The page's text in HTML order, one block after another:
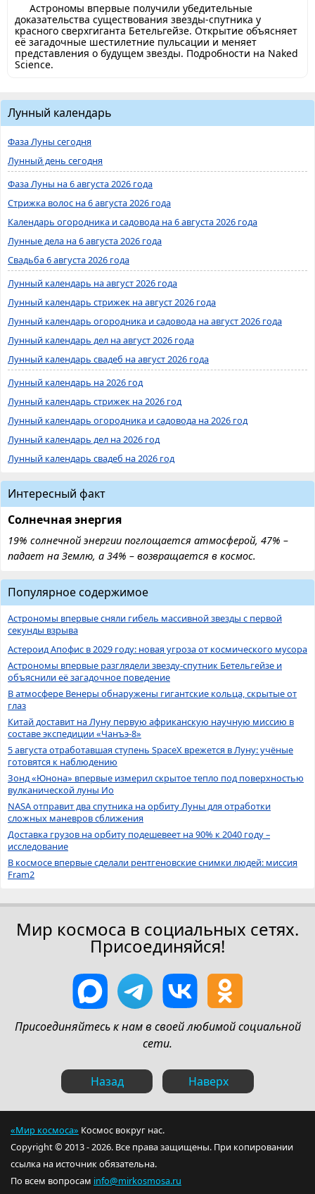
Астрономы впервые получили убедительные
доказательства существования звезды-спутника у
красного сверхгиганта Бетельгейзе. Открытие объясняет
её загадочные шестилетние пульсации и меняет
представления о будущем звезды. Подробности на Naked
Science.
Лунный календарь
Фаза Луны сегодня
Лунный день сегодня
Фаза Луны на 6 августа 2026 года
Стрижка волос на 6 августа 2026 года
Календарь огородника и садовода на 6 августа 2026 года
Лунные дела на 6 августа 2026 года
Свадьба 6 августа 2026 года
Лунный календарь на август 2026 года
Лунный календарь стрижек на август 2026 года
Лунный календарь огородника и садовода на август 2026 года
Лунный календарь дел на август 2026 года
Лунный календарь свадеб на август 2026 года
Лунный календарь на 2026 год
Лунный календарь стрижек на 2026 год
Лунный календарь огородника и садовода на 2026 год
Лунный календарь дел на 2026 год
Лунный календарь свадеб на 2026 год
Интересный факт
Солнечная энергия
19% солнечной энергии поглощается атмосферой, 47% –
падает на Землю, а 34% – возвращается в космос.
Популярное содержимое
Астрономы впервые сняли гибель массивной звезды с первой
секунды взрыва
Астероид Апофис в 2029 году: новая угроза от космического мусора
Астрономы впервые разглядели звезду-спутник Бетельгейзе и
объяснили её загадочное поведение
В атмосфере Венеры обнаружены гигантские кольца, скрытые от
глаз
Китай доставит на Луну первую африканскую научную миссию в
составе экспедиции «Чанъэ-8»
5 августа отработавшая ступень SpaceX врежется в Луну: учёные
готовятся к наблюдению
Зонд «Юнона» впервые измерил скрытое тепло под поверхностью
вулканической луны Ио
NASA отправит два спутника на орбиту Луны для отработки
сложных маневров сближения
Доставка грузов на орбиту подешевеет на 90% к 2040 году –
исследование
В космосе впервые сделали рентгеновские снимки людей: миссия
Fram2
Мир космоса в социальных сетях.
Присоединяйся!
Присоединяйтесь к нам в своей любимой социальной
сети.
Назад Наверх
«Мир космоса» Космос вокруг нас.
Copyright © 2013 - 2026. Все права защищены. При копировании
ссылка на источник обязательна.
По всем вопросам info@mirkosmosa.ru